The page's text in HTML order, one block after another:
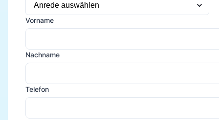
Vorname
Nachname
Telefon